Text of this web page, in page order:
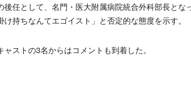
後任として、名門・医大附属病院統合外科部長と
け持ちなんてエゴイスト」と否定的な態度を示す。
ストの3名からはコメントも到着した。